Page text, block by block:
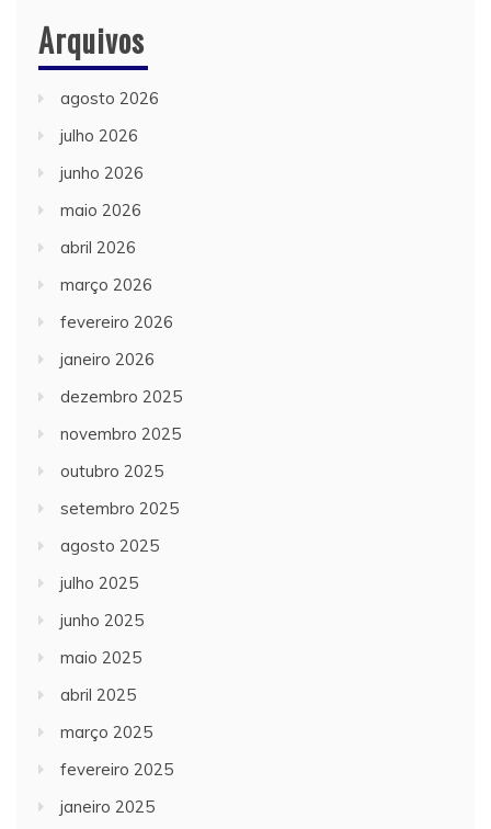
Arquivos
agosto 2026
julho 2026
junho 2026
maio 2026
abril 2026
março 2026
fevereiro 2026
janeiro 2026
dezembro 2025
novembro 2025
outubro 2025
setembro 2025
agosto 2025
julho 2025
junho 2025
maio 2025
abril 2025
março 2025
fevereiro 2025
janeiro 2025